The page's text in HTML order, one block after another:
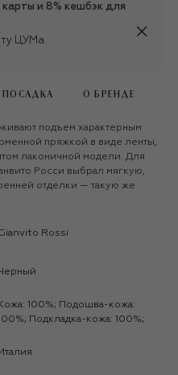
и 8% кешбэк для
ЦУМа
ПОСАДКА О БРЕНДЕ
подъем характерным
пряжкой в виде ленты,
лаконичной модели. Для
Росси выбрал мягкую,
отделки — такую же
Gianvito Rossi
Черный
Кожа: 100%; Подошва-кожа:
Подкладка-кожа: 100%;
Италия